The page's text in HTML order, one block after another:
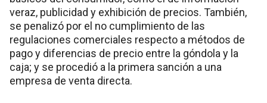
veraz, publicidad y exhibición de precios. También,
se penalizó por el no cumplimiento de las
regulaciones comerciales respecto a métodos de
pago y diferencias de precio entre la góndola y la
caja; y se procedió a la primera sanción a una
empresa de venta directa.